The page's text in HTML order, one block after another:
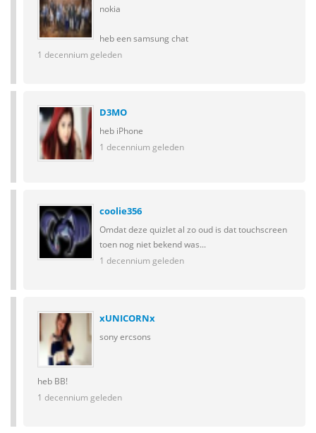
nokia
heb een samsung chat
1 decennium geleden
D3MO
heb iPhone
1 decennium geleden
coolie356
Omdat deze quizlet al zo oud is dat touchscreen
toen nog niet bekend was...
1 decennium geleden
xUNICORNx
sony ercsons
heb BB!
1 decennium geleden